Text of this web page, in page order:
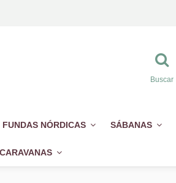
Buscar
FUNDAS NÓRDICAS SÁBANAS